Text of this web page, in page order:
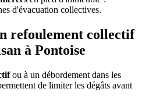
d'évacuation collectives.
refoulement collectif
à Pontoise
ou à un débordement dans les
de limiter les dégâts avant